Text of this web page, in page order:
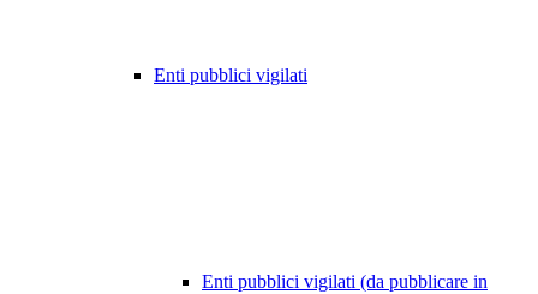
Enti pubblici vigilati
Enti pubblici vigilati (da pubblicare in